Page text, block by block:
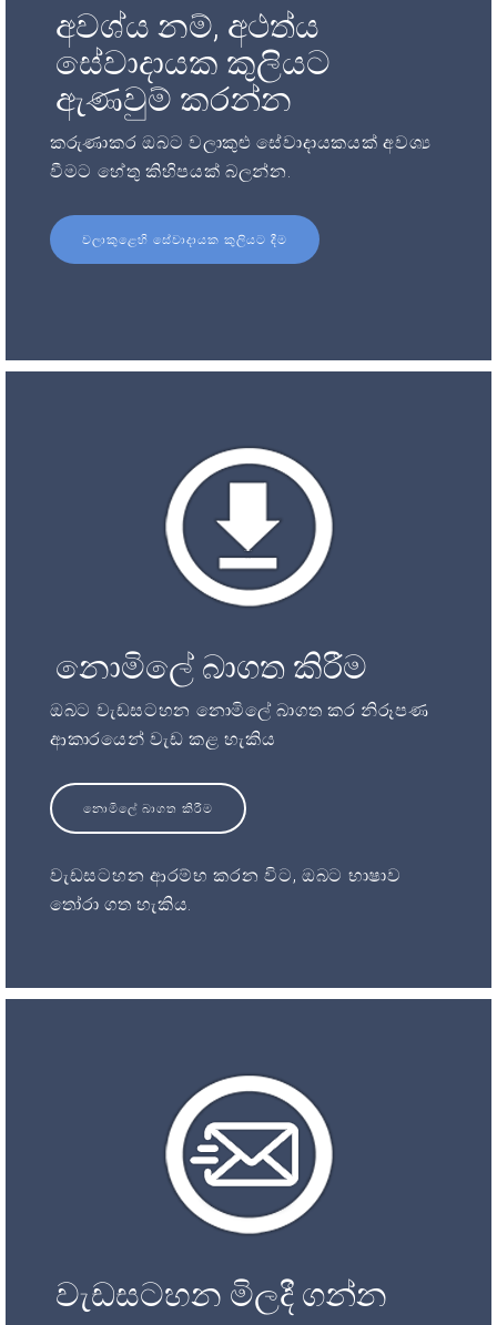
අවශ්ය නම්, අථත්ය
සේවාදායක කුලියට
ඇණවුම් කරන්න
කරුණාකර ඔබට වලාකුළු සේවාදායකයක් අවශ්‍ය
වීමට හේතු කිහිපයක් බලන්න.
වලාකුළෙහි සේවාදායක කුලියට දීම
නොමිලේ බාගත කිරීම
ඔබට වැඩසටහන නොමිලේ බාගත කර නිරූපණ
ආකාරයෙන් වැඩ කළ හැකිය
නොමිලේ බාගත කිරීම
වැඩසටහන ආරම්භ කරන විට, ඔබට භාෂාව
තෝරා ගත හැකිය.
වැඩසටහන මිලදී ගන්න